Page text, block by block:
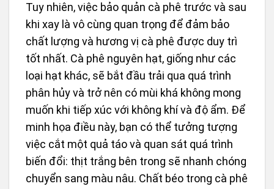
Tuy nhiên, việc bảo quản cà phê trước và sau
khi xay là vô cùng quan trọng để đảm bảo
chất lượng và hương vị cà phê được duy trì
tốt nhất. Cà phê nguyên hạt, giống như các
loại hạt khác, sẽ bắt đầu trải qua quá trình
phân hủy và trở nên có mùi khá không mong
muốn khi tiếp xúc với không khí và độ ẩm. Để
minh họa điều này, bạn có thể tưởng tượng
việc cắt một quả táo và quan sát quá trình
biến đổi: thịt trắng bên trong sẽ nhanh chóng
chuyển sang màu nâu. Chất béo trong cà phê